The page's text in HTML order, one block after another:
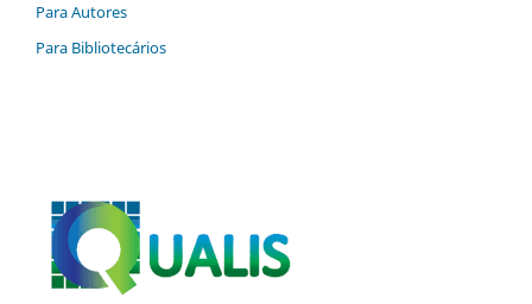
Para Autores
Para Bibliotecários